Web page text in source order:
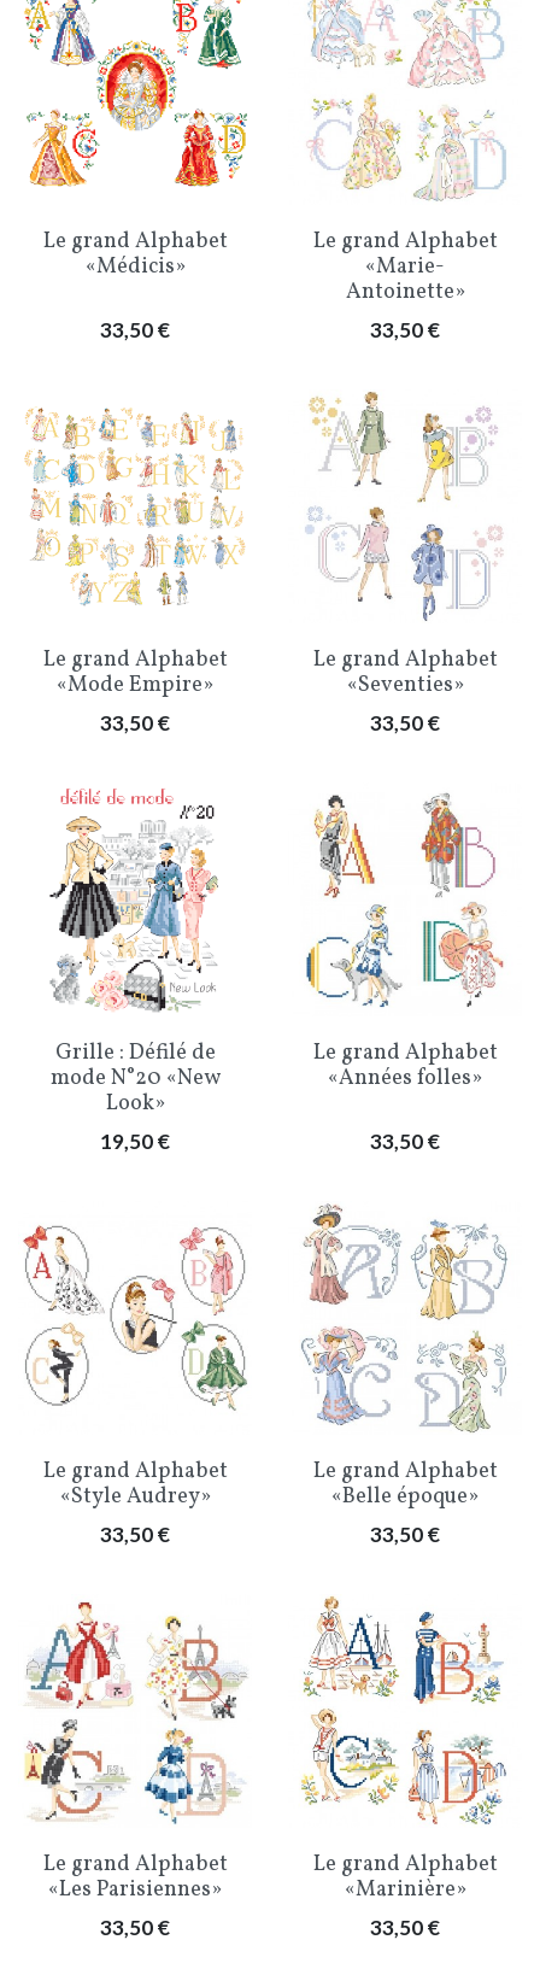
Le grand Alphabet
«Médicis»
Prix
33,50 €
Le grand Alphabet
«Marie-
Antoinette»
Prix
33,50 €
Le grand Alphabet
«Mode Empire»
Prix
33,50 €
Le grand Alphabet
«Seventies»
Prix
33,50 €
Grille : Défilé de
mode N°20 «New
Look»
Prix
19,50 €
Le grand Alphabet
«Années folles»
Prix
33,50 €
Le grand Alphabet
«Style Audrey»
Prix
33,50 €
Le grand Alphabet
«Belle époque»
Prix
33,50 €
Le grand Alphabet
«Les Parisiennes»
Prix
33,50 €
Le grand Alphabet
«Marinière»
Prix
33,50 €